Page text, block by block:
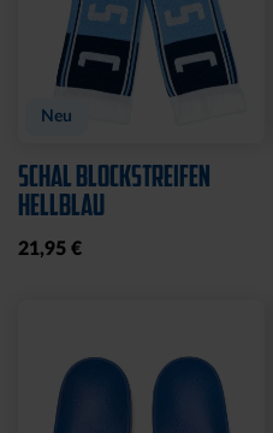
Neu
SCHAL BLOCKSTREIFEN
HELLBLAU
21,95 €